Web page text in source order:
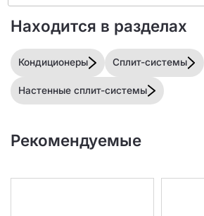
Находится в разделах
Кондиционеры Сплит-системы
Настенные сплит-системы
Рекомендуемые